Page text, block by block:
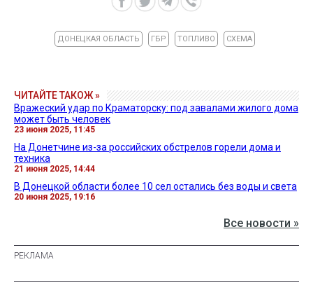
ДОНЕЦКАЯ ОБЛАСТЬ ГБР ТОПЛИВО СХЕМА
ЧИТАЙТЕ ТАКОЖ »
Вражеский удар по Краматорску: под завалами жилого дома
может быть человек
23 июня 2025, 11:45
На Донетчине из-за российских обстрелов горели дома и
техника
21 июня 2025, 14:44
В Донецкой области более 10 сел остались без воды и света
20 июня 2025, 19:16
Все новости »